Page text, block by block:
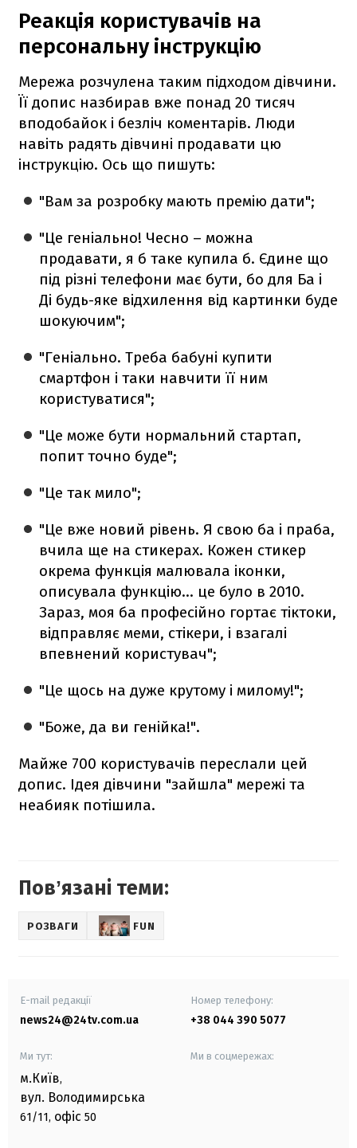
Реакція користувачів на
персональну інструкцію
Мережа розчулена таким підходом дівчини.
Її допис назбирав вже понад 20 тисяч
вподобайок і безліч коментарів. Люди
навіть радять дівчині продавати цю
інструкцію. Ось що пишуть:
"Вам за розробку мають премію дати";
"Це геніально! Чесно – можна
продавати, я б таке купила б. Єдине що
під різні телефони має бути, бо для Ба і
Ді будь-яке відхилення від картинки буде
шокуючим";
"Геніально. Треба бабуні купити
смартфон і таки навчити її ним
користуватися";
"Це може бути нормальний стартап,
попит точно буде";
"Це так мило";
"Це вже новий рівень. Я свою ба і праба,
вчила ще на стикерах. Кожен стикер
окрема функція малювала іконки,
описувала функцію… це було в 2010.
Зараз, моя ба професійно гортає тіктоки,
відправляє меми, стікери, і взагалі
впевнений користувач";
"Це щось на дуже крутому і милому!";
"Боже, да ви генійка!".
Майже 700 користувачів переслали цей
допис. Ідея дівчини "зайшла" мережі та
неабияк потішила.
Повʼязані теми:
РОЗВАГИ FUN
E-mail редакції
news24@24tv.com.ua
Номер телефону:
+38 044 390 5077
Ми тут:
м.Київ,
вул. Володимирська
61/11, офіс 50
Ми в соцмережах: